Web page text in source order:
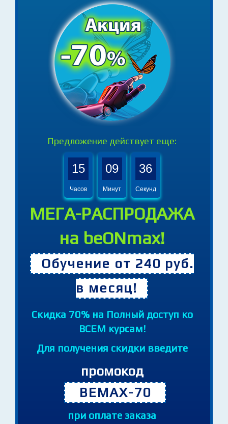
Предложение действует еще:
15
Часов
09
Минут
35
Секунд
МЕГА-РАСПРОДАЖА
на beONmax!
Обучение от 240 руб.
в месяц!
Cкидка 70% на Полный доступ ко
ВСЕМ курсам!
Для получения скидки введите
промокод
BEMAX-70
при оплате заказа